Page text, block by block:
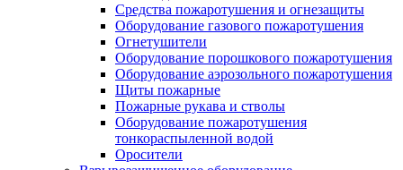
Средства пожаротушения и огнезащиты
Оборудование газового пожаротушения
Огнетушители
Оборудование порошкового пожаротушения
Оборудование аэрозольного пожаротушения
Щиты пожарные
Пожарные рукава и стволы
Оборудование пожаротушения
тонкораспыленной водой
Оросители